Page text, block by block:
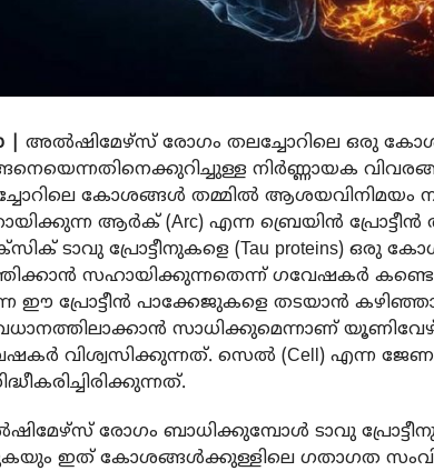
|
അൽഷിമേഴ്സ് രോഗം തലച്ചോറിലെ ഒരു
നിർണ്ണായക
കോശങ്ങൾ തമ്മിൽ ആശയവിനിമയം
ആർക് (Arc) എന്ന ബ്രെയിൻ
ടാവു പ്രോട്ടീനുകളെ (Tau proteins) ഒരു
സഹായിക്കുന്നതെന്ന് ഗവേഷകർ
ഈ പ്രോട്ടീൻ പാക്കേജുകളെ തടയാൻ
സാധിക്കുമെന്നാണ്
വിശ്വസിക്കുന്നത്. സെൽ (Cell) എന്ന
രോഗം ബാധിക്കുമ്പോൾ ടാവു
ഇത് കോശങ്ങൾക്കുള്ളിലെ ഗതാഗത